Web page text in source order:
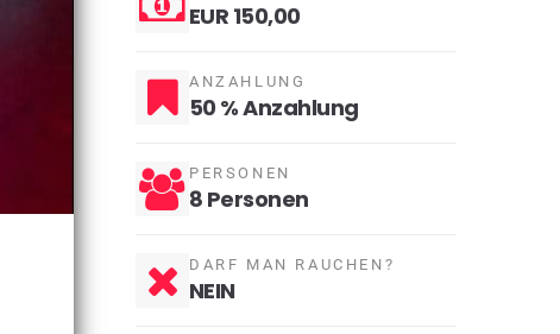
EUR 150,00
ANZAHLUNG
50 % Anzahlung
PERSONEN
8 Personen
DARF MAN RAUCHEN?
NEIN